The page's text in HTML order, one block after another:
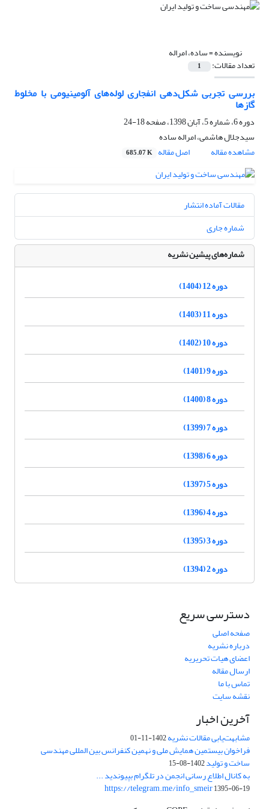
نویسنده =ساده، امراله
تعداد مقالات: 1
بررسی تجربی شکل‌دهی انفجاری لوله‌های آلومینیومی با مخلوط
گازها
دوره 6، شماره 5، آبان 1398، صفحه
18-24
سیدجلال هاشمی، امراله ساده
مشاهده مقاله
اصل مقاله 685.07 K
مقالات آماده انتشار
شماره جاری
شماره‌های پیشین نشریه
دوره 12 (1404)
دوره 11 (1403)
دوره 10 (1402)
دوره 9 (1401)
دوره 8 (1400)
دوره 7 (1399)
دوره 6 (1398)
دوره 5 (1397)
دوره 4 (1396)
دوره 3 (1395)
دوره 2 (1394)
دسترسی سریع
صفحه اصلی
درباره نشریه
اعضای هیات تحریریه
ارسال مقاله
تماس با ما
نقشه سایت
آخرین اخبار
مشابهت‌یابی مقالات نشریه1402-11-01
فراخوان بیستمین همایش ملی و نهمین کنفرانس بین المللی مهندسی
ساخت و تولید1402-08-15
به کانال اطلاع رسانی انجمن در تلگرام بپیوندید ...
https://telegram.me/info_smeir1395-06-19